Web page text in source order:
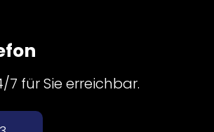
für Sie erreichbar.